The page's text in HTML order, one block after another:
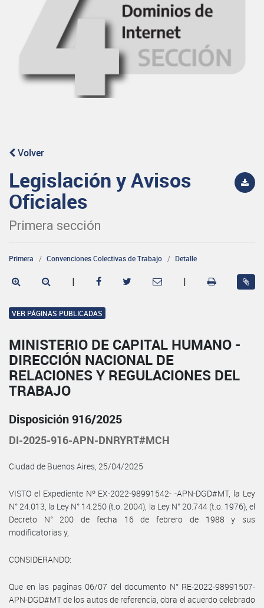
Volver
Legislación y Avisos
Oficiales
Primera sección
Primera Convenciones Colectivas de Trabajo Detalle
| |
VER PÁGINAS PUBLICADAS
MINISTERIO DE CAPITAL HUMANO -
DIRECCIÓN NACIONAL DE
RELACIONES Y REGULACIONES DEL
TRABAJO
Disposición 916/2025
DI-2025-916-APN-DNRYRT#MCH
Ciudad de Buenos Aires, 25/04/2025
VISTO el Expediente Nº EX-2022-98991542- -APN-DGD#MT, la Ley
N° 24.013, la Ley N° 14.250 (t.o. 2004), la Ley N° 20.744 (t.o. 1976), el
Decreto N° 200 de fecha 16 de febrero de 1988 y sus
modificatorias y,
CONSIDERANDO:
Que en las paginas 06/07 del documento N° RE-2022-98991507-
APN-DGD#MT de los autos de referencia, obra el acuerdo celebrado